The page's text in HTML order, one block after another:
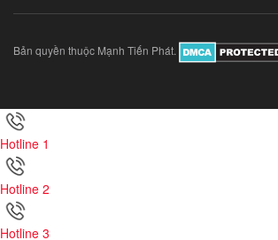
Bản quyền thuộc Mạnh Tiến Phát.
Hotline 1
Hotline 2
Hotline 3